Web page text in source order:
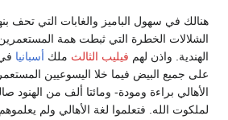
هنالك في سهول الباميز والغابات التي تحف
الشلالات الخطرة التي ثبطت همة
الهندية. واذن لهم فيليب الثالث ملك أسبانيا
على جميع البيض فيما خلا اليسوعيين
الأهالي براءة ومودة- ومائتا ألف من الهنود
لملكوت الله. فتعلموا لغة الأهالي ولم يعلموهم